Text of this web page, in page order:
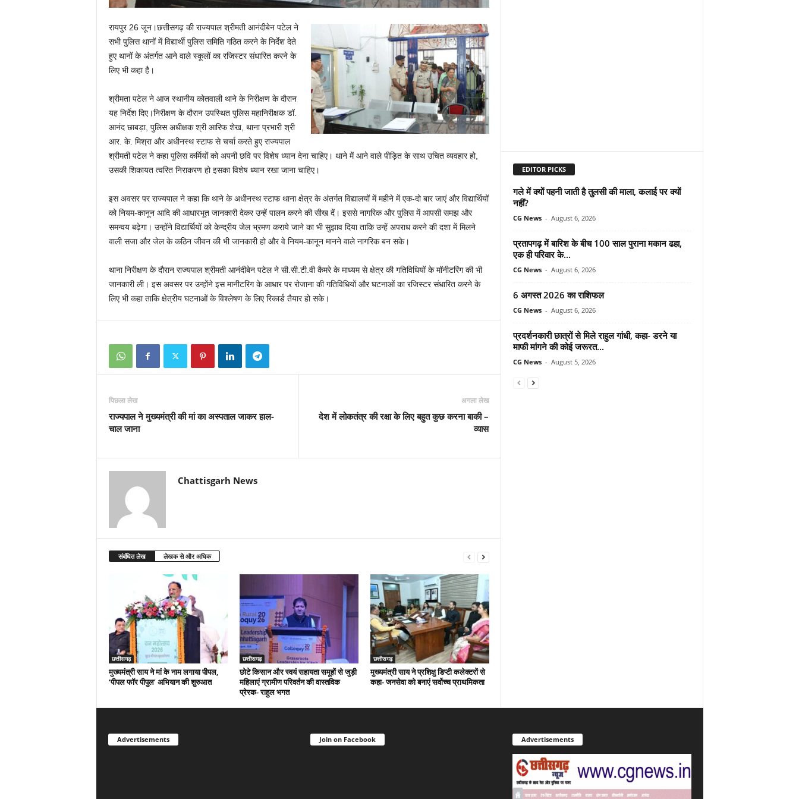
रायपुर 26 जून।छत्तीसगढ़ की राज्यपाल श्रीमती आनंदीबेन पटेल ने
सभी पुलिस थानों में विद्यार्थी पुलिस समिति गठित करने के निर्देश देते
हुए थानों के अंतर्गत आने वाले स्कूलों का रजिस्टर संधारित करने के
लिए भी कहा है।
श्रीमता पटेल ने आज स्थानीय कोतवाली थाने के निरीक्षण के दौरान
यह निर्देश दिए।निरीक्षण के दौरान उपस्थित पुलिस महानिरीक्षक डॉ.
आनंद छाबड़ा, पुलिस अधीक्षक श्री आरिफ शेख, थाना प्रभारी श्री
आर. के. मिश्रा और अधीनस्थ स्टाफ से चर्चा करते हुए राज्यपाल
श्रीमती पटेल ने कहा पुलिस कर्मियों को अपनी छवि पर विशेष ध्यान देना चाहिए। थाने में आने वाले पीड़ित के साथ उचित व्यवहार हो,
उसकी शिकायत त्वरित निराकरण हो इसका विशेष ध्यान रखा जाना चाहिए।
इस अवसर पर राज्यपाल ने कहा कि थाने के अधीनस्थ स्टाफ थाना क्षेत्र के अंतर्गत विद्यालयों में महीने में एक-दो बार जाएं और विद्यार्थियों
को नियम-कानून आदि की आधारभूत जानकारी देकर उन्हें पालन करने की सीख दें। इससे नागरिक और पुलिस में आपसी समझ और
समन्वय बढ़ेगा। उन्होंने विद्यार्थियों को केन्द्रीय जेल भ्रमण कराये जाने का भी सुझाव दिया ताकि उन्हें अपराध करने की दशा में मिलने
वाली सजा और जेल के कठिन जीवन की भी जानकारी हो और वे नियम-कानून मानने वाले नागरिक बन सके।
थाना निरीक्षण के दौरान राज्यपाल श्रीमती आनंदीबेन पटेल ने सी.सी.टी.वी कैमरे के माध्यम से क्षेत्र की गतिविधियों के मॉनीटरिंग की भी
जानकारी ली। इस अवसर पर उन्होंने इस मानीटरिग के आधार पर रोजाना की गतिविधियों और घटनाओं का रजिस्टर संधारित करने के
लिए भी कहा ताकि क्षेत्रीय घटनाओं के विश्लेषण के लिए रिकार्ड तैयार हो सके।
पिछला लेख
राज्यपाल ने मुख्यमंत्री की मां का अस्पताल जाकर हाल-
चाल जाना
अगला लेख
देश में लोकतंत्र की रक्षा के लिए बहुत कुछ करना बाकी –
व्यास
Chattisgarh News
संबंधित लेख लेखक से और अधिक
छत्तीसगढ़
मुख्यमंत्री साय ने मां के नाम लगाया पीपल,
‘पीपल फॉर पीपुल’ अभियान की शुरुआत
छत्तीसगढ़
छोटे किसान और स्वयं सहायता समूहों से जुड़ी
महिलाएं ग्रामीण परिवर्तन की वास्तविक
प्रेरक- राहुल भगत
छत्तीसगढ़
मुख्यमंत्री साय ने प्रशिक्षु डिप्टी कलेक्टरों से
कहा- जनसेवा को बनाएं सर्वोच्च प्राथमिकता
EDITOR PICKS
गले में क्यों पहनी जाती है तुलसी की माला, कलाई पर क्यों
नहीं?
CG News - August 6, 2026
प्रतापगढ़ में बारिश के बीच 100 साल पुराना मकान ढहा,
एक ही परिवार के...
CG News - August 6, 2026
6 अगस्त 2026 का राशिफल
CG News - August 6, 2026
प्रदर्शनकारी छात्रों से मिले राहुल गांधी, कहा- डरने या
माफी मांगने की कोई जरूरत...
CG News - August 5, 2026
Advertisements Join on Facebook Advertisements